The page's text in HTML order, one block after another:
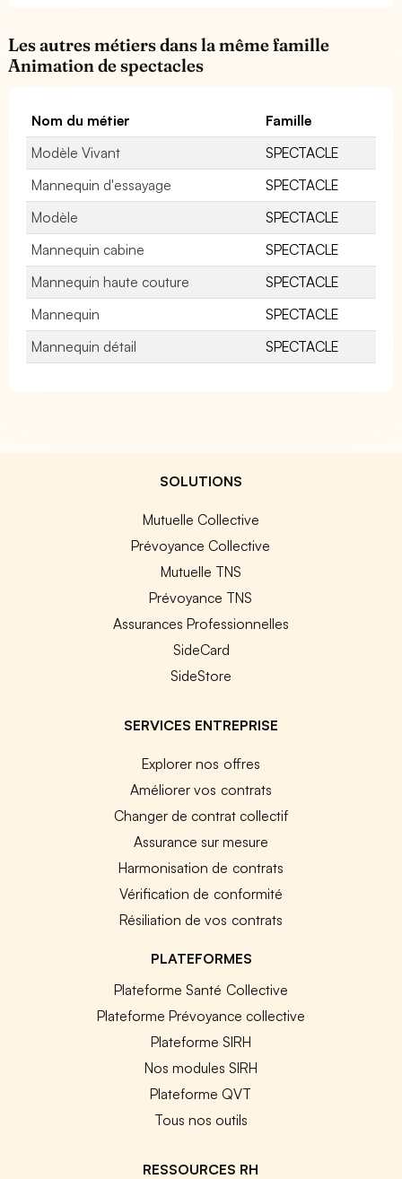
Les autres métiers dans la même famille
Animation de spectacles
Nom du métier
Famille
Modèle Vivant
SPECTACLE
Mannequin d'essayage
SPECTACLE
Modèle
SPECTACLE
Mannequin cabine
SPECTACLE
Mannequin haute couture
SPECTACLE
Mannequin
SPECTACLE
Mannequin détail
SPECTACLE
SOLUTIONS
Mutuelle Collective
Prévoyance Collective
Mutuelle TNS
Prévoyance TNS
Assurances Professionnelles
SideCard
SideStore
SERVICES ENTREPRISE
Explorer nos offres
Améliorer vos contrats
Changer de contrat collectif
Assurance sur mesure
Harmonisation de contrats
Vérification de conformité
Résiliation de vos contrats
PLATEFORMES
Plateforme Santé Collective
Plateforme Prévoyance collective
Plateforme SIRH
Nos modules SIRH
Plateforme QVT
Tous nos outils
RESSOURCES RH